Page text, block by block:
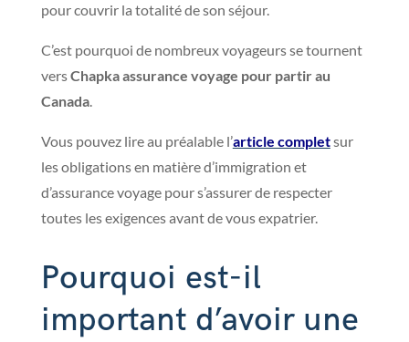
pour couvrir la totalité de son séjour.
C’est pourquoi de nombreux voyageurs se tournent
versChapka assurance voyage pour partir au
Canada.
Vous pouvez lire au préalable l’article completsur
les obligations en matière d’immigration et
d’assurance voyage pour s’assurer de respecter
toutes les exigences avant de vous expatrier.
Pourquoi est-il
important d’avoir une